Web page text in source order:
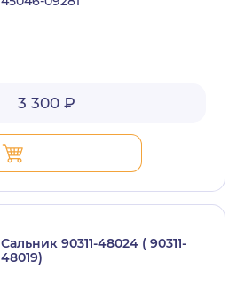
3 300 ₽
Сальник 90311-48024 ( 90311-
48019)